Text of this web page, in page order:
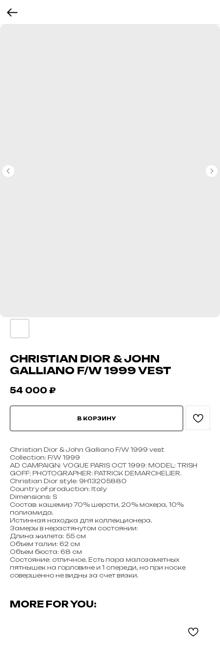
CHRISTIAN DIOR & JOHN
GALLIANO F/W 1999 VEST
54 000 ₽
В КОРЗИНУ
Christian Dior & John Galliano F/W 1999 vest
Collection: F/W 1999
AD CAMPAIGN: VOGUE PARIS OCT 1999; MODEL: TRISH
GOFF; PHOTOGRAPHER: PATRICK DEMARCHELIER.
Christian Dior style: 9H13205880
Country of production: Italy
Dimensions: S
Состав: кашемир 70% шерсти, 20% мохера, 10%
полиамида.
Истинная находка для коллекционера.
Замеры в нерастянутом состоянии:
Длина жилета: 55 см
Объем талии: 62 см
Объем бюста: 68 см
Состояние: отличное. Есть пара малозаметных
пятнышек на горловине и 1 спереди, но при носке
совершенно не видны за счет вязки.
MORE FOR YOU: